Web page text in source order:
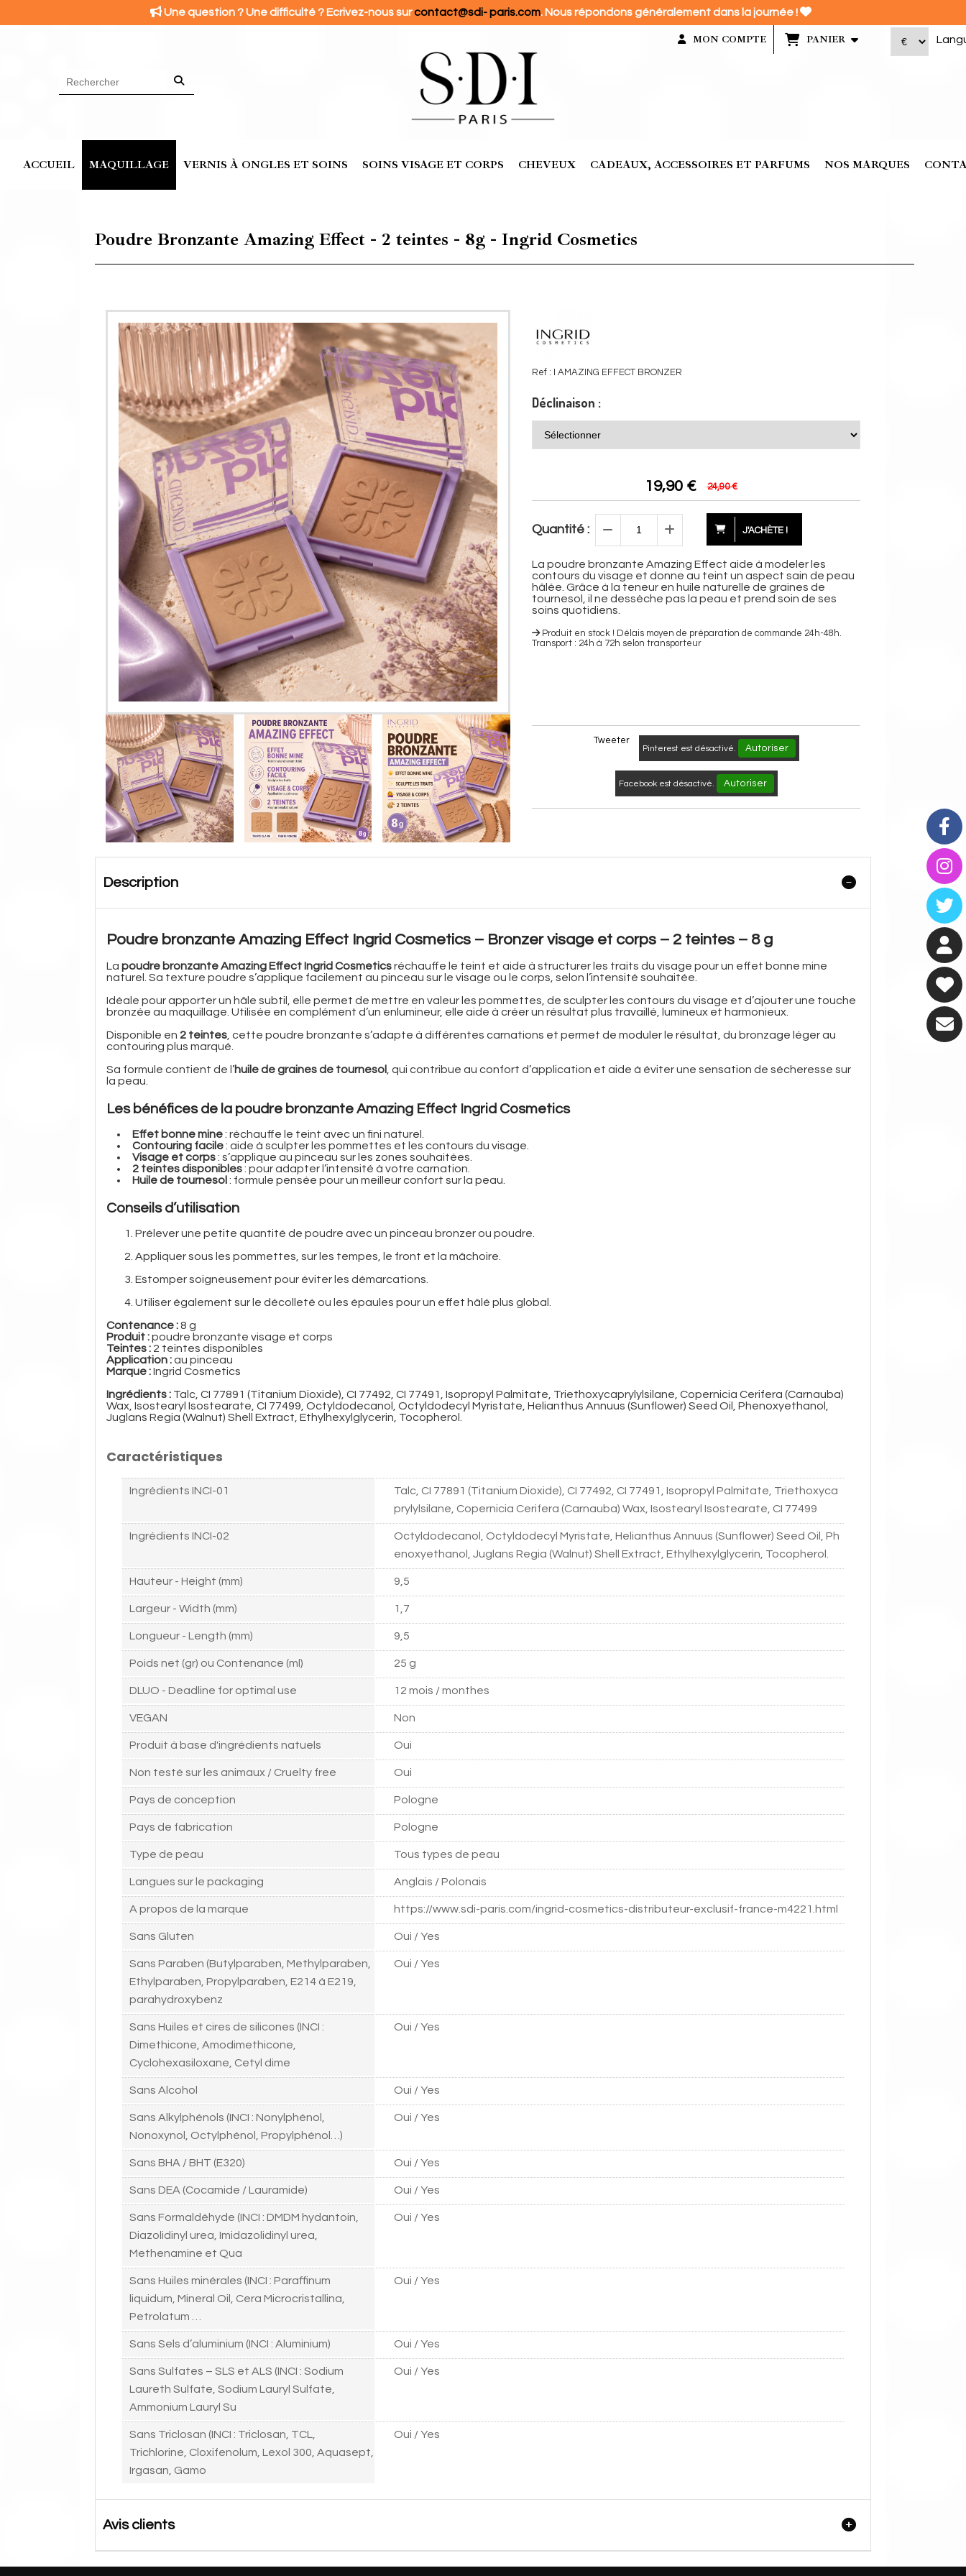
Une question ? Une difficulté ? Ecrivez-nous surcontact@sdi- paris.com. Nous répondons généralement dans la journée !
MON COMPTE PANIER
ACCUEIL MAQUILLAGE VERNIS À ONGLES ET SOINS SOINS VISAGE ET CORPS CHEVEUX CADEAUX, ACCESSOIRES ET PARFUMS NOS MARQUES
Poudre Bronzante Amazing Effect - 2 teintes - 8g - Ingrid Cosmetics
Ref : I AMAZING EFFECT BRONZER
Déclinaison :
19,90€ 24,90 €
Quantité : J'ACHÈTE !
La poudre bronzante Amazing Effect aide à modeler les
contours du visage et donne au teint un aspect sain de peau
hâlée. Grâce à la teneur en huile naturelle de graines de
tournesol, il ne dessèche pas la peau et prend soin de ses
soins quotidiens.
Produit en stock ! Délais moyen de préparation de commande 24h-48h.
Transport : 24h à 72h selon transporteur
Tweeter
Pinterest est désactivé. Autoriser
Facebook est désactivé. Autoriser
Description
Poudre bronzante Amazing Effect Ingrid Cosmetics – Bronzer visage et corps – 2 teintes – 8 g
La poudre bronzante Amazing Effect Ingrid Cosmeticsréchauffe le teint et aide à structurer les traits du visage pour un effet bonne mine
naturel. Sa texture poudre s’applique facilement au pinceau sur le visage ou le corps, selon l’intensité souhaitée.
Idéale pour apporter un hâle subtil, elle permet de mettre en valeur les pommettes, de sculpter les contours du visage et d’ajouter une touche
bronzée au maquillage. Utilisée en complément d’un enlumineur, elle aide à créer un résultat plus travaillé, lumineux et harmonieux.
Disponible en 2 teintes , cette poudre bronzante s’adapte à différentes carnations et permet de moduler le résultat, du bronzage léger au
contouring plus marqué.
Sa formule contient de l’huile de graines de tournesol
, qui contribue au confort d’application et aide à éviter une sensation de sécheresse sur
la peau.
Les bénéfices de la poudre bronzante Amazing Effect Ingrid Cosmetics
Effet bonne mine: réchauffe le teint avec un fini naturel.
Contouring facile: aide à sculpter les pommettes et les contours du visage.
Visage et corps: s’applique au pinceau sur les zones souhaitées.
2 teintes disponibles: pour adapter l’intensité à votre carnation.
Huile de tournesol : formule pensée pour un meilleur confort sur la peau.
Conseils d’utilisation
Prélever une petite quantité de poudre avec un pinceau bronzer ou poudre.
Appliquer sous les pommettes, sur les tempes, le front et la mâchoire.
Estomper soigneusement pour éviter les démarcations.
Utiliser également sur le décolleté ou les épaules pour un effet hâlé plus global.
Contenance :8 g
Produit :poudre bronzante visage et corps
Teintes : 2 teintes disponibles
Application :au pinceau
Marque :Ingrid Cosmetics
Ingrédients : Talc, CI 77891 (Titanium Dioxide), CI 77492, CI 77491, Isopropyl Palmitate, Triethoxycaprylylsilane, Copernicia Cerifera (Carnauba)
Wax, Isostearyl Isostearate, CI 77499, Octyldodecanol, Octyldodecyl Myristate, Helianthus Annuus (Sunflower) Seed Oil, Phenoxyethanol,
Juglans Regia (Walnut) Shell Extract, Ethylhexylglycerin, Tocopherol.
Caractéristiques
Ingrédients INCI-01
Talc, CI 77891 (Titanium Dioxide), CI 77492, CI 77491, Isopropyl Palmitate, Triethoxyca
prylylsilane, Copernicia Cerifera (Carnauba) Wax, Isostearyl Isostearate, CI 77499
Ingrédients INCI-02
Octyldodecanol, Octyldodecyl Myristate, Helianthus Annuus (Sunflower) Seed Oil, Ph
enoxyethanol, Juglans Regia (Walnut) Shell Extract, Ethylhexylglycerin, Tocopherol.
Hauteur - Height (mm) 9,5
Largeur - Width (mm) 1,7
Longueur - Length (mm) 9,5
Poids net (gr) ou Contenance (ml) 25 g
DLUO - Deadline for optimal use 12 mois / monthes
VEGAN Non
Produit à base d'ingrédients natuels Oui
Non testé sur les animaux / Cruelty free Oui
Pays de conception Pologne
Pays de fabrication Pologne
Type de peau Tous types de peau
Langues sur le packaging Anglais / Polonais
A propos de la marque https://www.sdi-paris.com/ingrid-cosmetics-distributeur-exclusif-france-m4221.html
Sans Gluten Oui / Yes
Sans Paraben (Butylparaben, Methylparaben,
Ethylparaben, Propylparaben, E214 à E219,
parahydroxybenz
Oui / Yes
Sans Huiles et cires de silicones (INCI :
Dimethicone, Amodimethicone,
Cyclohexasiloxane, Cetyl dime
Oui / Yes
Sans Alcohol Oui / Yes
Sans Alkylphénols (INCI : Nonylphénol,
Nonoxynol, Octylphénol, Propylphénol…)
Oui / Yes
Sans BHA / BHT (E320) Oui / Yes
Sans DEA (Cocamide / Lauramide) Oui / Yes
Sans Formaldéhyde (INCI : DMDM hydantoin,
Diazolidinyl urea, Imidazolidinyl urea,
Methenamine et Qua
Oui / Yes
Sans Huiles minérales (INCI : Paraffinum
liquidum, Mineral Oil, Cera Microcristallina,
Petrolatum …
Oui / Yes
Sans Sels d’aluminium (INCI : Aluminium) Oui / Yes
Sans Sulfates – SLS et ALS (INCI : Sodium
Laureth Sulfate, Sodium Lauryl Sulfate,
Ammonium Lauryl Su
Oui / Yes
Sans Triclosan (INCI : Triclosan, TCL,
Trichlorine, Cloxifenolum, Lexol 300, Aquasept,
Irgasan, Gamo
Oui / Yes
Avis clients